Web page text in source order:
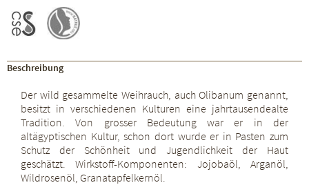
Beschreibung
Der wild gesammelte Weihrauch, auch Olibanum genannt,
besitzt in verschiedenen Kulturen eine jahrtausendealte
Tradition. Von grosser Bedeutung war er in der
altägyptischen Kultur, schon dort wurde er in Pasten zum
Schutz der Schönheit und Jugendlichkeit der Haut
geschätzt. Wirkstoff-Komponenten: Jojobaöl, Arganöl,
Wildrosenöl, Granatapfelkernöl.